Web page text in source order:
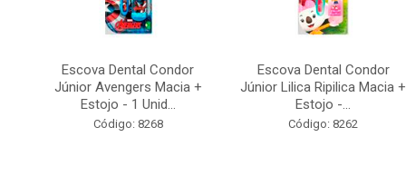
Escova Dental Condor
Júnior Avengers Macia +
Estojo - 1 Unid...
Código: 8268
Escova Dental Condor
Júnior Lilica Ripilica Macia +
Estojo -...
Código: 8262